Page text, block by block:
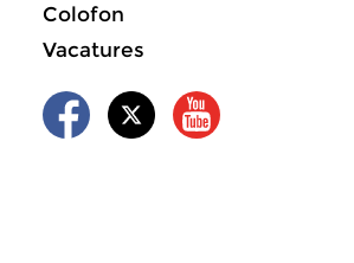
Colofon
Vacatures